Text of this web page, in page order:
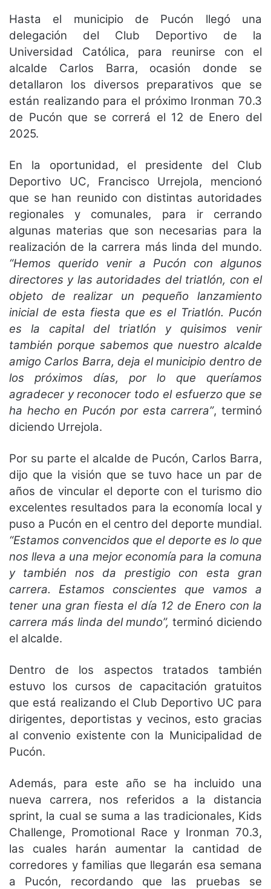
Hasta el municipio de Pucón llegó una
delegación del Club Deportivo de la
Universidad Católica, para reunirse con el
alcalde Carlos Barra, ocasión donde se
detallaron los diversos preparativos que se
están realizando para el próximo Ironman 70.3
de Pucón que se correrá el 12 de Enero del
2025.
En la oportunidad, el presidente del Club
Deportivo UC, Francisco Urrejola, mencionó
que se han reunido con distintas autoridades
regionales y comunales, para ir cerrando
algunas materias que son necesarias para la
realización de la carrera más linda del mundo.
“Hemos querido venir a Pucón con algunos
directores y las autoridades del triatlón, con el
objeto de realizar un pequeño lanzamiento
inicial de esta fiesta que es el Triatlón. Pucón
es la capital del triatlón y quisimos venir
también porque sabemos que nuestro alcalde
amigo Carlos Barra, deja el municipio dentro de
los próximos días, por lo que queríamos
agradecer y reconocer todo el esfuerzo que se
ha hecho en Pucón por esta carrera”, terminó
diciendo Urrejola.
Por su parte el alcalde de Pucón, Carlos Barra,
dijo que la visión que se tuvo hace un par de
años de vincular el deporte con el turismo dio
excelentes resultados para la economía local y
puso a Pucón en el centro del deporte mundial.
“Estamos convencidos que el deporte es lo que
nos lleva a una mejor economía para la comuna
y también nos da prestigio con esta gran
carrera. Estamos conscientes que vamos a
tener una gran fiesta el día 12 de Enero con la
carrera más linda del mundo”, terminó diciendo
el alcalde.
Dentro de los aspectos tratados también
estuvo los cursos de capacitación gratuitos
que está realizando el Club Deportivo UC para
dirigentes, deportistas y vecinos, esto gracias
al convenio existente con la Municipalidad de
Pucón.
Además, para este año se ha incluido una
nueva carrera, nos referidos a la distancia
sprint, la cual se suma a las tradicionales, Kids
Challenge, Promotional Race y Ironman 70.3,
las cuales harán aumentar la cantidad de
corredores y familias que llegarán esa semana
a Pucón, recordando que las pruebas se